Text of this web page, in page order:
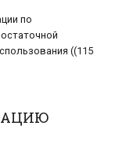
по
((115